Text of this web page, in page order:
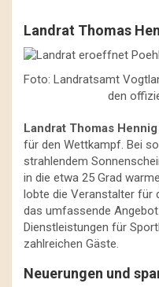
Landrat Thomas
Foto: Landratsamt
den
Landrat Thomas Hennig
für den Wettkampf. Bei
strahlendem
in die etwa 25 Grad warme
lobte die Veranstalter für
das umfassende
Dienstleistungen für
zahlreichen Gäste.
Neuerungen und